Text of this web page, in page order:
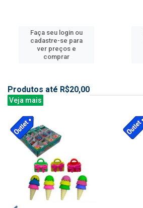
Faça seu login ou
cadastre-se para
ver preços e
comprar
Produtos até R$20,00
Veja mais